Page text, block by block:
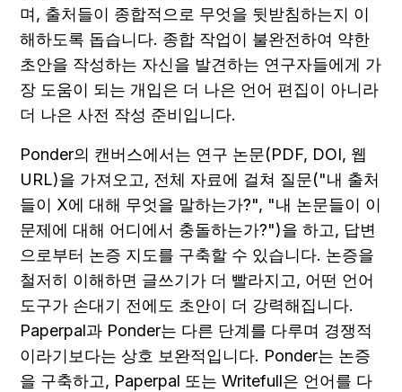
며, 출처들이 종합적으로 무엇을 뒷받침하는지 이
해하도록 돕습니다. 종합 작업이 불완전하여 약한
초안을 작성하는 자신을 발견하는 연구자들에게 가
장 도움이 되는 개입은 더 나은 언어 편집이 아니라
더 나은 사전 작성 준비입니다.
Ponder의 캔버스에서는 연구 논문(PDF, DOI, 웹
URL)을 가져오고, 전체 자료에 걸쳐 질문("내 출처
들이 X에 대해 무엇을 말하는가?", "내 논문들이 이
문제에 대해 어디에서 충돌하는가?")을 하고, 답변
으로부터 논증 지도를 구축할 수 있습니다. 논증을
철저히 이해하면 글쓰기가 더 빨라지고, 어떤 언어
도구가 손대기 전에도 초안이 더 강력해집니다.
Paperpal과 Ponder는 다른 단계를 다루며 경쟁적
이라기보다는 상호 보완적입니다. Ponder는 논증
을 구축하고, Paperpal 또는 Writefull은 언어를 다